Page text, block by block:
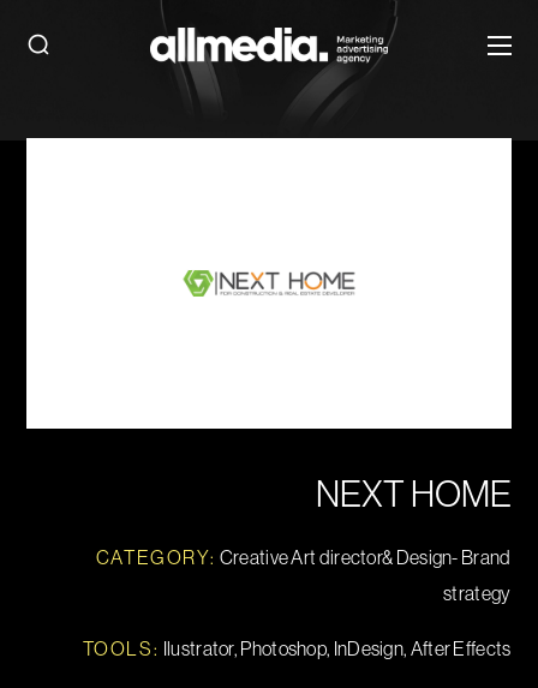
NEXT HOME
CATEGORY: Creative Art director& Design- Brand
strategy
TOOLS: Ilustrator, Photoshop, InDesign, After Effects